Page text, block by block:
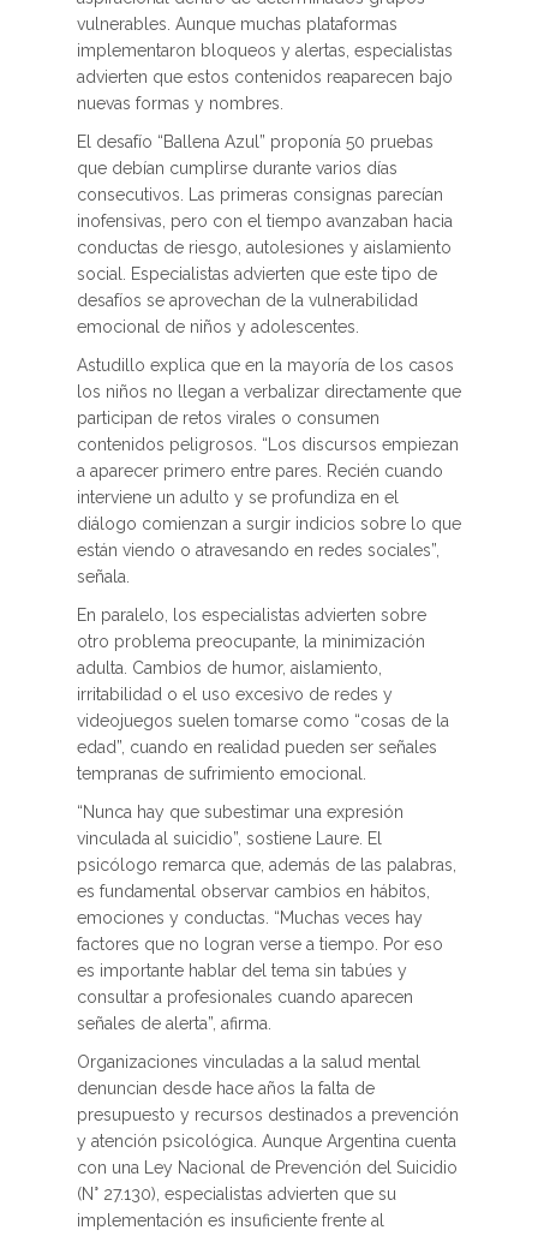
vulnerables. Aunque muchas plataformas
implementaron bloqueos y alertas, especialistas
advierten que estos contenidos reaparecen bajo
nuevas formas y nombres.
El desafío “Ballena Azul” proponía 50 pruebas
que debían cumplirse durante varios días
consecutivos. Las primeras consignas parecían
inofensivas, pero con el tiempo avanzaban hacia
conductas de riesgo, autolesiones y aislamiento
social. Especialistas advierten que este tipo de
desafíos se aprovechan de la vulnerabilidad
emocional de niños y adolescentes.
Astudillo explica que en la mayoría de los casos
los niños no llegan a verbalizar directamente que
participan de retos virales o consumen
contenidos peligrosos. “Los discursos empiezan
a aparecer primero entre pares. Recién cuando
interviene un adulto y se profundiza en el
diálogo comienzan a surgir indicios sobre lo que
están viendo o atravesando en redes sociales”,
señala.
En paralelo, los especialistas advierten sobre
otro problema preocupante, la minimización
adulta. Cambios de humor, aislamiento,
irritabilidad o el uso excesivo de redes y
videojuegos suelen tomarse como “cosas de la
edad”, cuando en realidad pueden ser señales
tempranas de sufrimiento emocional.
“Nunca hay que subestimar una expresión
vinculada al suicidio”, sostiene Laure. El
psicólogo remarca que, además de las palabras,
es fundamental observar cambios en hábitos,
emociones y conductas. “Muchas veces hay
factores que no logran verse a tiempo. Por eso
es importante hablar del tema sin tabúes y
consultar a profesionales cuando aparecen
señales de alerta”, afirma.
Organizaciones vinculadas a la salud mental
denuncian desde hace años la falta de
presupuesto y recursos destinados a prevención
y atención psicológica. Aunque Argentina cuenta
con una Ley Nacional de Prevención del Suicidio
(N° 27.130), especialistas advierten que su
implementación es insuficiente frente al